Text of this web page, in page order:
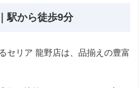
駅から徒歩9分
セリア 龍野店は、品揃えの豊富